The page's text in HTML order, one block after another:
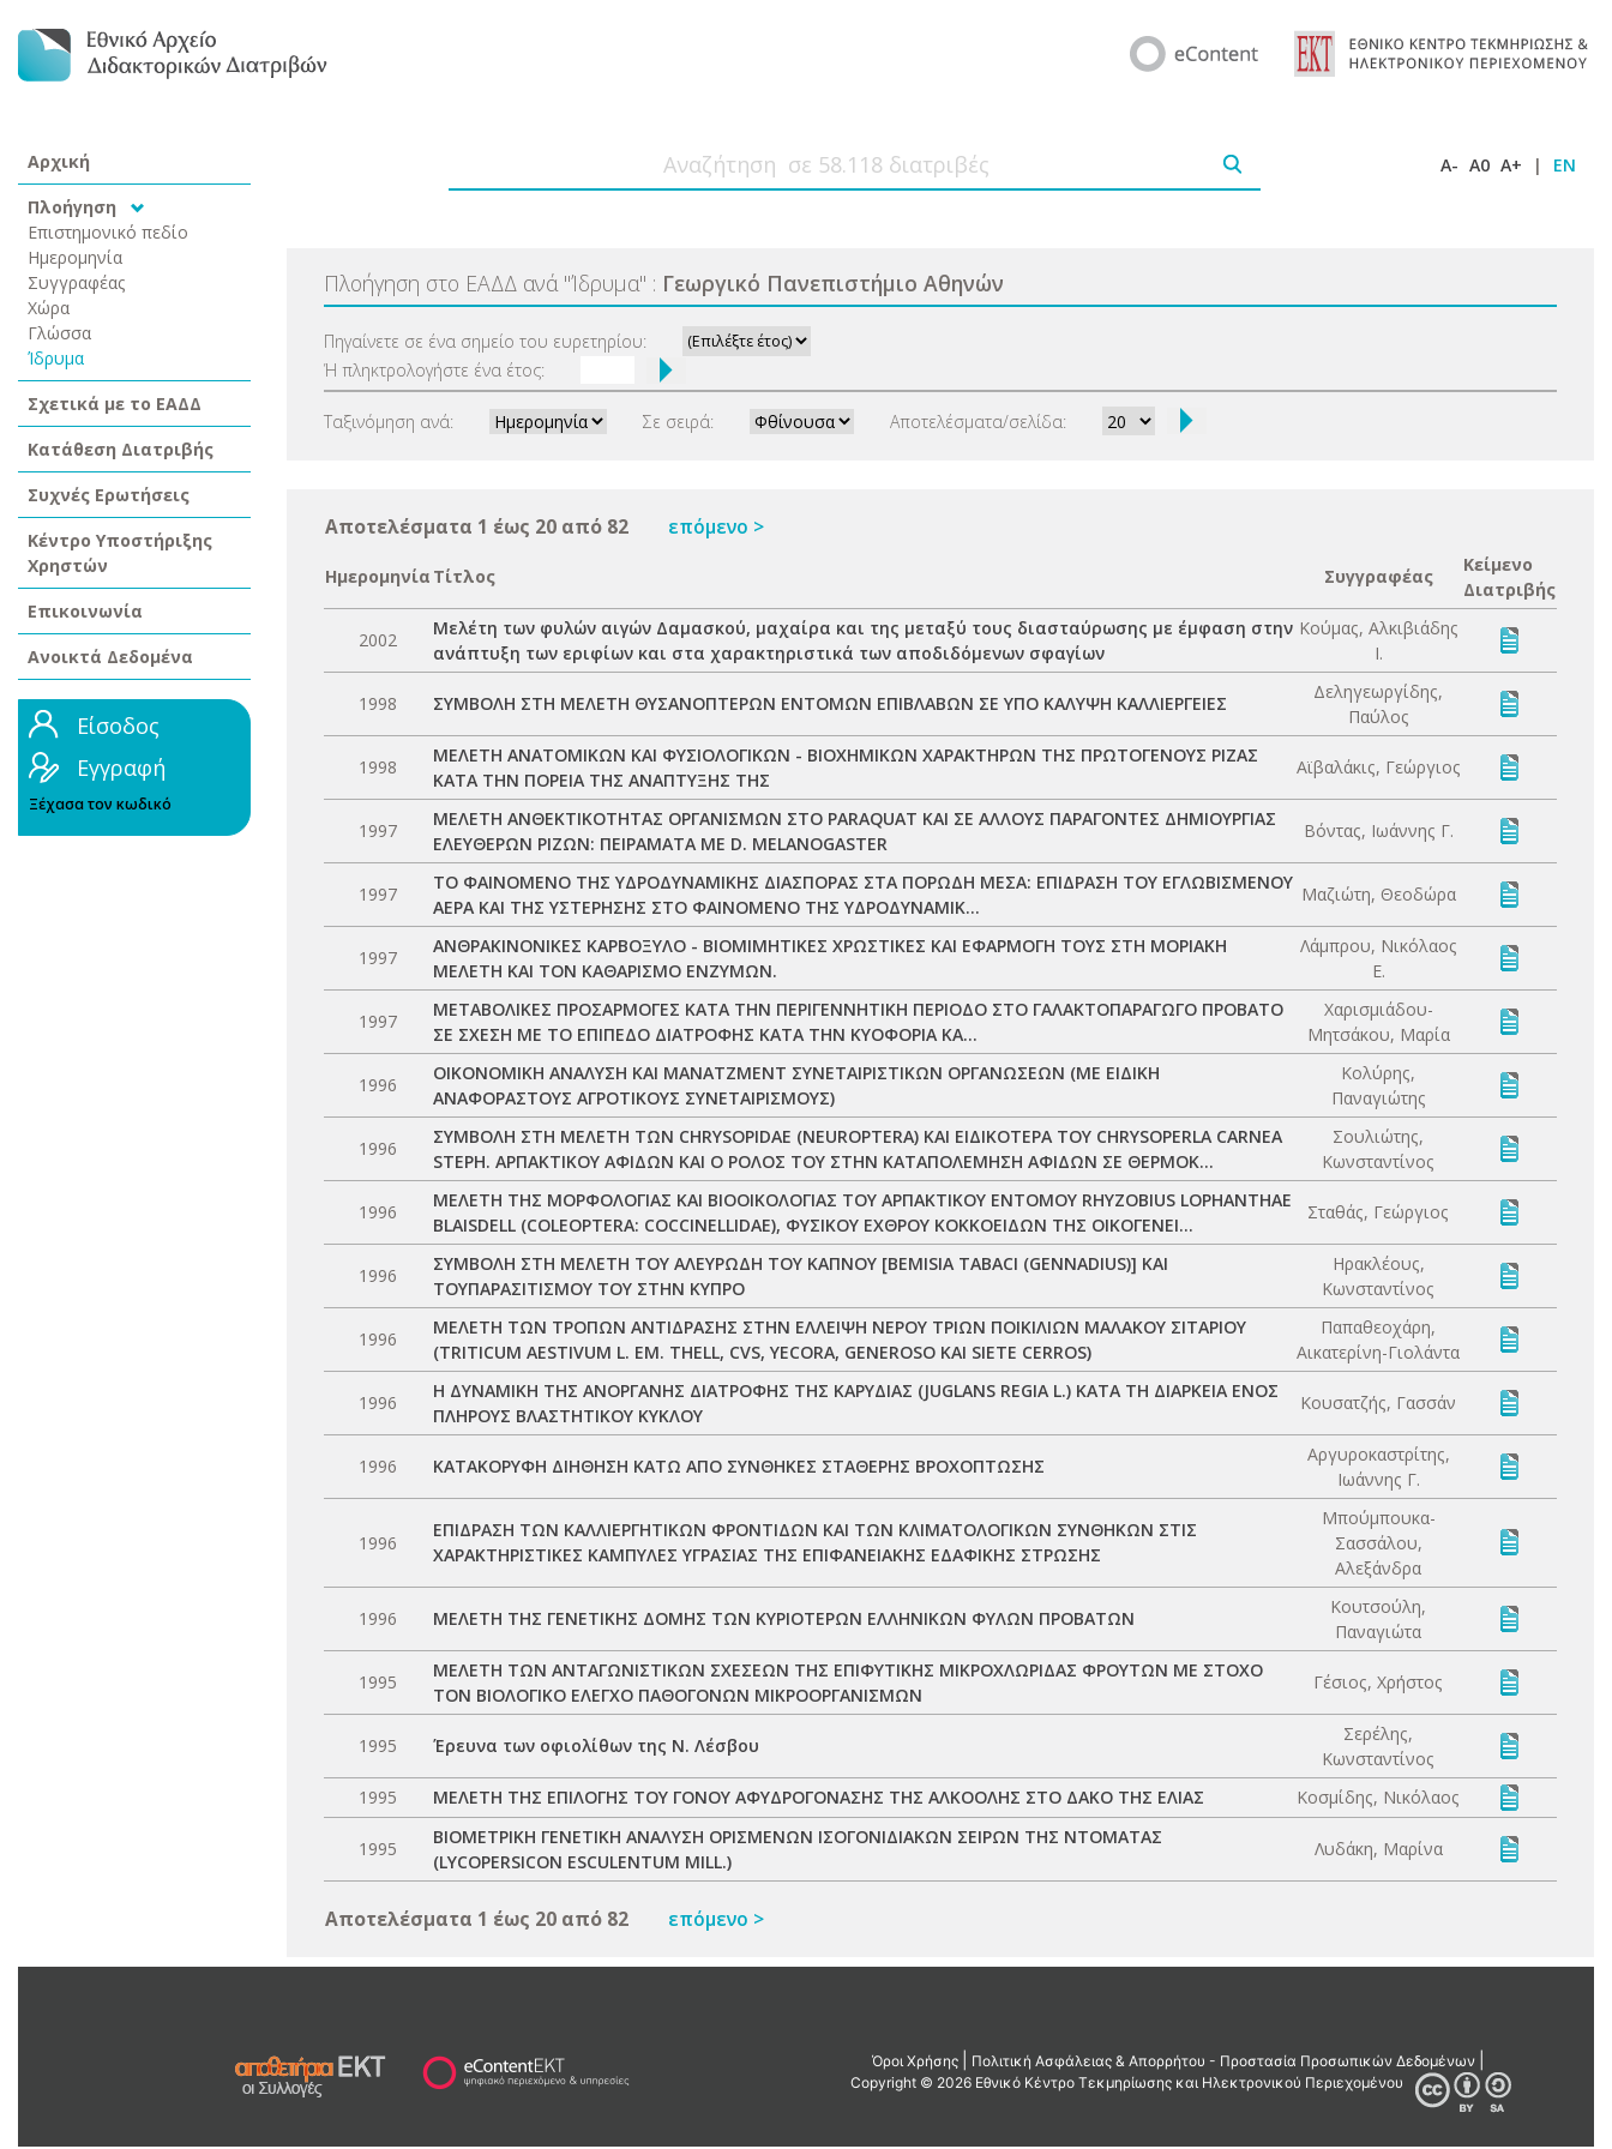
Αρχική
Πλοήγηση
Επιστημονικό πεδίο
Ημερομηνία
Συγγραφέας
Χώρα
Γλώσσα
Ίδρυμα
Σχετικά με το ΕΑΔΔ
Κατάθεση Διατριβής
Συχνές Ερωτήσεις
Κέντρο Υποστήριξης
Χρηστών
Επικοινωνία
Ανοικτά Δεδομένα
Είσοδος
Εγγραφή
Ξέχασα τον κωδικό
A- A0 A+ | EN
Πλοήγηση στο ΕΑΔΔ ανά "Ίδρυμα" : Γεωργικό Πανεπιστήμιο Αθηνών
Πηγαίνετε σε ένα σημείο του ευρετηρίου:
Ή πληκτρολογήστε ένα έτος:
Ταξινόμηση ανά: Σε σειρά: Αποτελέσματα/σελίδα:
Αποτελέσματα 1 έως 20 από 82 επόμενο >
Ημερομηνία Τίτλος Συγγραφέας
Κείμενο
Διατριβής
2002
Μελέτη των φυλών αιγών Δαμασκού, μαχαίρα και της μεταξύ τους διασταύρωσης με έμφαση στην
ανάπτυξη των εριφίων και στα χαρακτηριστικά των αποδιδόμενων σφαγίων
Κούμας, Αλκιβιάδης
Ι.
1998 ΣΥΜΒΟΛΗ ΣΤΗ ΜΕΛΕΤΗ ΘΥΣΑΝΟΠΤΕΡΩΝ ΕΝΤΟΜΩΝ ΕΠΙΒΛΑΒΩΝ ΣΕ ΥΠΟ ΚΑΛΥΨΗ ΚΑΛΛΙΕΡΓΕΙΕΣ
Δεληγεωργίδης,
Παύλος
1998
ΜΕΛΕΤΗ ΑΝΑΤΟΜΙΚΩΝ ΚΑΙ ΦΥΣΙΟΛΟΓΙΚΩΝ - ΒΙΟΧΗΜΙΚΩΝ ΧΑΡΑΚΤΗΡΩΝ ΤΗΣ ΠΡΩΤΟΓΕΝΟΥΣ ΡΙΖΑΣ
ΚΑΤΑ ΤΗΝ ΠΟΡΕΙΑ ΤΗΣ ΑΝΑΠΤΥΞΗΣ ΤΗΣ
Αϊβαλάκις, Γεώργιος
1997
ΜΕΛΕΤΗ ΑΝΘΕΚΤΙΚΟΤΗΤΑΣ ΟΡΓΑΝΙΣΜΩΝ ΣΤΟ PARAQUAT ΚΑΙ ΣΕ ΑΛΛΟΥΣ ΠΑΡΑΓΟΝΤΕΣ ΔΗΜΙΟΥΡΓΙΑΣ
ΕΛΕΥΘΕΡΩΝ ΡΙΖΩΝ: ΠΕΙΡΑΜΑΤΑ ΜΕ D. MELANOGASTER
Βόντας, Ιωάννης Γ.
1997
ΤΟ ΦΑΙΝΟΜΕΝΟ ΤΗΣ ΥΔΡΟΔΥΝΑΜΙΚΗΣ ΔΙΑΣΠΟΡΑΣ ΣΤΑ ΠΟΡΩΔΗ ΜΕΣΑ: ΕΠΙΔΡΑΣΗ ΤΟΥ ΕΓΛΩΒΙΣΜΕΝΟΥ
ΑΕΡΑ ΚΑΙ ΤΗΣ ΥΣΤΕΡΗΣΗΣ ΣΤΟ ΦΑΙΝΟΜΕΝΟ ΤΗΣ ΥΔΡΟΔΥΝΑΜΙΚ...
Μαζιώτη, Θεοδώρα
1997
ΑΝΘΡΑΚΙΝΟΝΙΚΕΣ ΚΑΡΒΟΞΥΛΟ - ΒΙΟΜΙΜΗΤΙΚΕΣ ΧΡΩΣΤΙΚΕΣ ΚΑΙ ΕΦΑΡΜΟΓΗ ΤΟΥΣ ΣΤΗ ΜΟΡΙΑΚΗ
ΜΕΛΕΤΗ ΚΑΙ ΤΟΝ ΚΑΘΑΡΙΣΜΟ ΕΝΖΥΜΩΝ.
Λάμπρου, Νικόλαος
Ε.
1997
ΜΕΤΑΒΟΛΙΚΕΣ ΠΡΟΣΑΡΜΟΓΕΣ ΚΑΤΑ ΤΗΝ ΠΕΡΙΓΕΝΝΗΤΙΚΗ ΠΕΡΙΟΔΟ ΣΤΟ ΓΑΛΑΚΤΟΠΑΡΑΓΩΓΟ ΠΡΟΒΑΤΟ
ΣΕ ΣΧΕΣΗ ΜΕ ΤΟ ΕΠΙΠΕΔΟ ΔΙΑΤΡΟΦΗΣ ΚΑΤΑ ΤΗΝ ΚΥΟΦΟΡΙΑ ΚΑ...
Χαρισμιάδου-
Μητσάκου, Μαρία
1996
ΟΙΚΟΝΟΜΙΚΗ ΑΝΑΛΥΣΗ ΚΑΙ ΜΑΝΑΤΖΜΕΝΤ ΣΥΝΕΤΑΙΡΙΣΤΙΚΩΝ ΟΡΓΑΝΩΣΕΩΝ (ΜΕ ΕΙΔΙΚΗ
ΑΝΑΦΟΡΑΣΤΟΥΣ ΑΓΡΟΤΙΚΟΥΣ ΣΥΝΕΤΑΙΡΙΣΜΟΥΣ)
Κολύρης,
Παναγιώτης
1996
ΣΥΜΒΟΛΗ ΣΤΗ ΜΕΛΕΤΗ ΤΩΝ CHRYSOPIDAE (NEUROPTERA) ΚΑΙ ΕΙΔΙΚΟΤΕΡΑ ΤΟΥ CHRYSOPERLA CARNEA
STEPH. ΑΡΠΑΚΤΙΚΟΥ ΑΦΙΔΩΝ ΚΑΙ Ο ΡΟΛΟΣ ΤΟΥ ΣΤΗΝ ΚΑΤΑΠΟΛΕΜΗΣΗ ΑΦΙΔΩΝ ΣΕ ΘΕΡΜΟΚ...
Σουλιώτης,
Κωνσταντίνος
1996
ΜΕΛΕΤΗ ΤΗΣ ΜΟΡΦΟΛΟΓΙΑΣ ΚΑΙ ΒΙΟΟΙΚΟΛΟΓΙΑΣ ΤΟΥ ΑΡΠΑΚΤΙΚΟΥ ΕΝΤΟΜΟΥ RHYZOBIUS LOPHANTHAE
BLAISDELL (COLEOPTERA: COCCINELLIDAE), ΦΥΣΙΚΟΥ ΕΧΘΡΟΥ ΚΟΚΚΟΕΙΔΩΝ ΤΗΣ ΟΙΚΟΓΕΝΕΙ...
Σταθάς, Γεώργιος
1996
ΣΥΜΒΟΛΗ ΣΤΗ ΜΕΛΕΤΗ ΤΟΥ ΑΛΕΥΡΩΔΗ ΤΟΥ ΚΑΠΝΟΥ [BEMISIA TABACI (GENNADIUS)] ΚΑΙ
ΤΟΥΠΑΡΑΣΙΤΙΣΜΟΥ ΤΟΥ ΣΤΗΝ ΚΥΠΡΟ
Ηρακλέους,
Κωνσταντίνος
1996
ΜΕΛΕΤΗ ΤΩΝ ΤΡΟΠΩΝ ΑΝΤΙΔΡΑΣΗΣ ΣΤΗΝ ΕΛΛΕΙΨΗ ΝΕΡΟΥ ΤΡΙΩΝ ΠΟΙΚΙΛΙΩΝ ΜΑΛΑΚΟΥ ΣΙΤΑΡΙΟΥ
(TRITICUM AESTIVUM L. EM. THELL, CVS, YECORA, GENEROSO ΚΑΙ SIETE CERROS)
Παπαθεοχάρη,
Αικατερίνη-Γιολάντα
1996
Η ΔΥΝΑΜΙΚΗ ΤΗΣ ΑΝΟΡΓΑΝΗΣ ΔΙΑΤΡΟΦΗΣ ΤΗΣ ΚΑΡΥΔΙΑΣ (JUGLANS REGIA L.) ΚΑΤΑ ΤΗ ΔΙΑΡΚΕΙΑ ΕΝΟΣ
ΠΛΗΡΟΥΣ ΒΛΑΣΤΗΤΙΚΟΥ ΚΥΚΛΟΥ
Κουσατζής, Γασσάν
1996 ΚΑΤΑΚΟΡΥΦΗ ΔΙΗΘΗΣΗ ΚΑΤΩ ΑΠΟ ΣΥΝΘΗΚΕΣ ΣΤΑΘΕΡΗΣ ΒΡΟΧΟΠΤΩΣΗΣ
Αργυροκαστρίτης,
Ιωάννης Γ.
1996
ΕΠΙΔΡΑΣΗ ΤΩΝ ΚΑΛΛΙΕΡΓΗΤΙΚΩΝ ΦΡΟΝΤΙΔΩΝ ΚΑΙ ΤΩΝ ΚΛΙΜΑΤΟΛΟΓΙΚΩΝ ΣΥΝΘΗΚΩΝ ΣΤΙΣ
ΧΑΡΑΚΤΗΡΙΣΤΙΚΕΣ ΚΑΜΠΥΛΕΣ ΥΓΡΑΣΙΑΣ ΤΗΣ ΕΠΙΦΑΝΕΙΑΚΗΣ ΕΔΑΦΙΚΗΣ ΣΤΡΩΣΗΣ
Μπούμπουκα-
Σασσάλου,
Αλεξάνδρα
1996 ΜΕΛΕΤΗ ΤΗΣ ΓΕΝΕΤΙΚΗΣ ΔΟΜΗΣ ΤΩΝ ΚΥΡΙΟΤΕΡΩΝ ΕΛΛΗΝΙΚΩΝ ΦΥΛΩΝ ΠΡΟΒΑΤΩΝ
Κουτσούλη,
Παναγιώτα
1995
ΜΕΛΕΤΗ ΤΩΝ ΑΝΤΑΓΩΝΙΣΤΙΚΩΝ ΣΧΕΣΕΩΝ ΤΗΣ ΕΠΙΦΥΤΙΚΗΣ ΜΙΚΡΟΧΛΩΡΙΔΑΣ ΦΡΟΥΤΩΝ ΜΕ ΣΤΟΧΟ
ΤΟΝ ΒΙΟΛΟΓΙΚΟ ΕΛΕΓΧΟ ΠΑΘΟΓΟΝΩΝ ΜΙΚΡΟΟΡΓΑΝΙΣΜΩΝ
Γέσιος, Χρήστος
1995 Έρευνα των οφιολίθων της Ν. Λέσβου
Σερέλης,
Κωνσταντίνος
1995
ΜΕΛΕΤΗ ΤΗΣ ΕΠΙΛΟΓΗΣ ΤΟΥ ΓΟΝΟΥ ΑΦΥΔΡΟΓΟΝΑΣΗΣ ΤΗΣ ΑΛΚΟΟΛΗΣ ΣΤΟ ΔΑΚΟ ΤΗΣ ΕΛΙΑΣ Κοσμίδης, Νικόλαος
1995
ΒΙΟΜΕΤΡΙΚΗ ΓΕΝΕΤΙΚΗ ΑΝΑΛΥΣΗ ΟΡΙΣΜΕΝΩΝ ΙΣΟΓΟΝΙΔΙΑΚΩΝ ΣΕΙΡΩΝ ΤΗΣ ΝΤΟΜΑΤΑΣ
(LYCOPERSICON ESCULENTUM MILL.)
Λυδάκη, Μαρίνα
Αποτελέσματα 1 έως 20 από 82 επόμενο >